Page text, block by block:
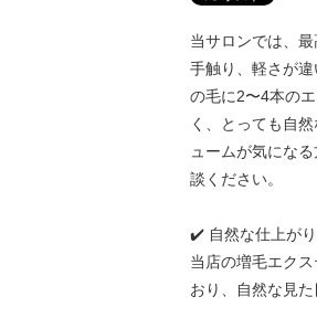
当サロンでは、
手触り、軽さが
の毛に2〜4本の
く、とっても自
ュームが気にな
談ください。
✔️ 自然な仕上がり
当店の増毛エク
おり、自然な見